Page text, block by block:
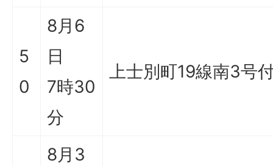
5
0
8月6
日
7時30
分
上士別町19線南3号
8月3